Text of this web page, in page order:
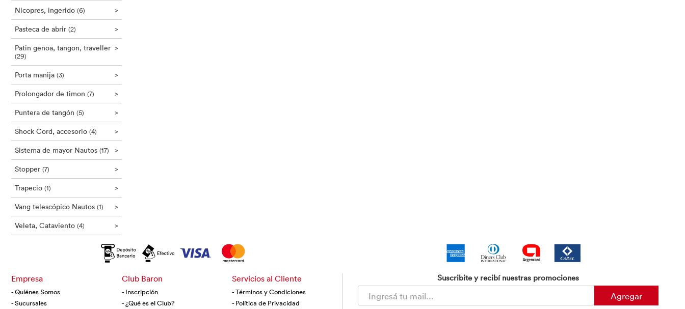
>
Nicopres, ingerido (6)
>
Pasteca de abrir (2)
>
Patin genoa, tangon, traveller
(29)
>
Porta manija (3)
>
Prolongador de timon (7)
>
Puntera de tangón (5)
>
Shock Cord, accesorio (4)
>
Sistema de mayor Nautos (17)
>
Stopper (7)
>
Trapecio (1)
>
Vang telescópico Nautos (1)
>
Veleta, Cataviento (4)
Empresa
- Quiénes Somos
- Sucursales
Club Baron
- Inscripción
- ¿Qué es el Club?
Servicios al Cliente
- Términos y Condiciones
- Política de Privacidad
Suscribite y recibí nuestras promociones
Agregar